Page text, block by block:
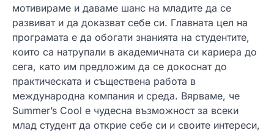
мотивираме и даваме шанс на младите да се
развиват и да доказват себе си. Главната цел на
програмата е да обогати знанията на студентите,
които са натрупали в академичната си кариера до
сега, като им предложим да се докоснат до
практическата и съществена работа в
международна компания и среда. Вярваме, че
Summer’s Cool е чудесна възможност за всеки
млад студент да открие себе си и своите интереси,